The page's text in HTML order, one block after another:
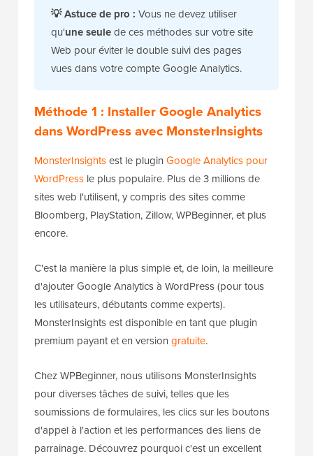
💡 Astuce de pro : Vous ne devez utiliser
qu'une seulede ces méthodes sur votre site
Web pour éviter le double suivi des pages
vues dans votre compte Google Analytics.
Méthode 1 : Installer Google Analytics
dans WordPress avec MonsterInsights
MonsterInsightsest le plugin Google Analytics pour
WordPress le plus populaire. Plus de 3 millions de
sites web l'utilisent, y compris des sites comme
Bloomberg, PlayStation, Zillow, WPBeginner, et plus
encore.
C'est la manière la plus simple et, de loin, la meilleure
d'ajouter Google Analytics à WordPress (pour tous
les utilisateurs, débutants comme experts).
MonsterInsights est disponible en tant que plugin
premium payant et en version gratuite.
Chez WPBeginner, nous utilisons MonsterInsights
pour diverses tâches de suivi, telles que les
soumissions de formulaires, les clics sur les boutons
d'appel à l'action et les performances des liens de
parrainage. Découvrez pourquoi c'est un excellent